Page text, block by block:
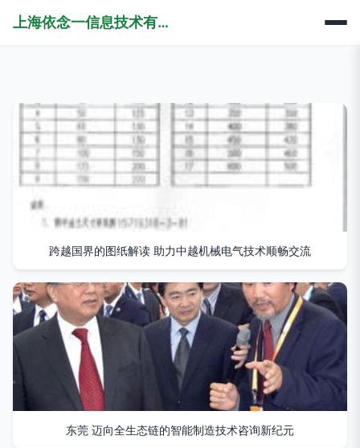
上海依念一信息技术有限公司
跨越国界的图纸解读 助力中越机械电气技术顺畅交流
东莞 迈向全生态链的智能制造技术咨询新纪元